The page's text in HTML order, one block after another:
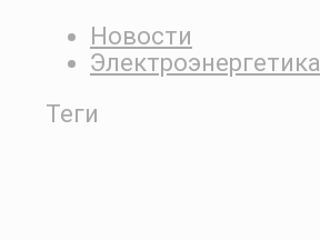
Новости
Электроэнергетика
Теги